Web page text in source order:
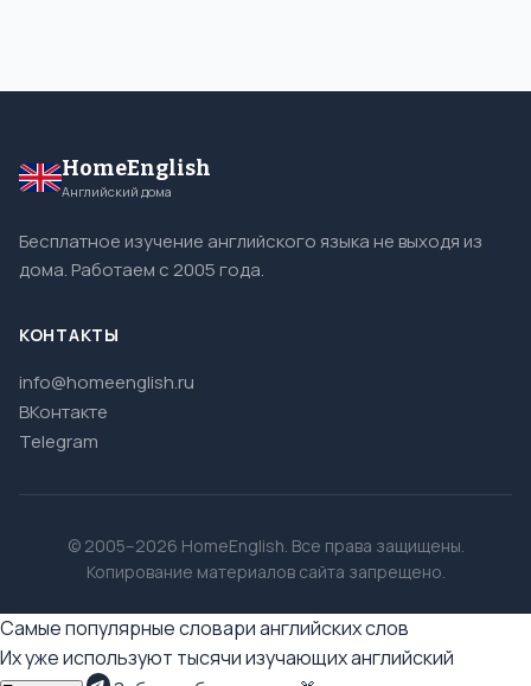
HomeEnglish
Английский дома
Бесплатное изучение английского языка не выходя из
дома. Работаем с 2005 года.
КОНТАКТЫ
info@homeenglish.ru
ВКонтакте
Telegram
© 2005–2026 HomeEnglish. Все права защищены.
Копирование материалов сайта запрещено.
Самые популярные словари английских слов
Их уже используют тысячи изучающих английский